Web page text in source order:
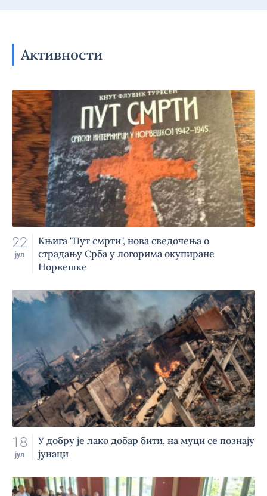
Активности
22
јул
Књига "Пут смрти", нова сведочења о
страдању Срба у логорима окупиране
Норвешке
18
јул
У добру је лако добар бити, на муци се познају
јунаци